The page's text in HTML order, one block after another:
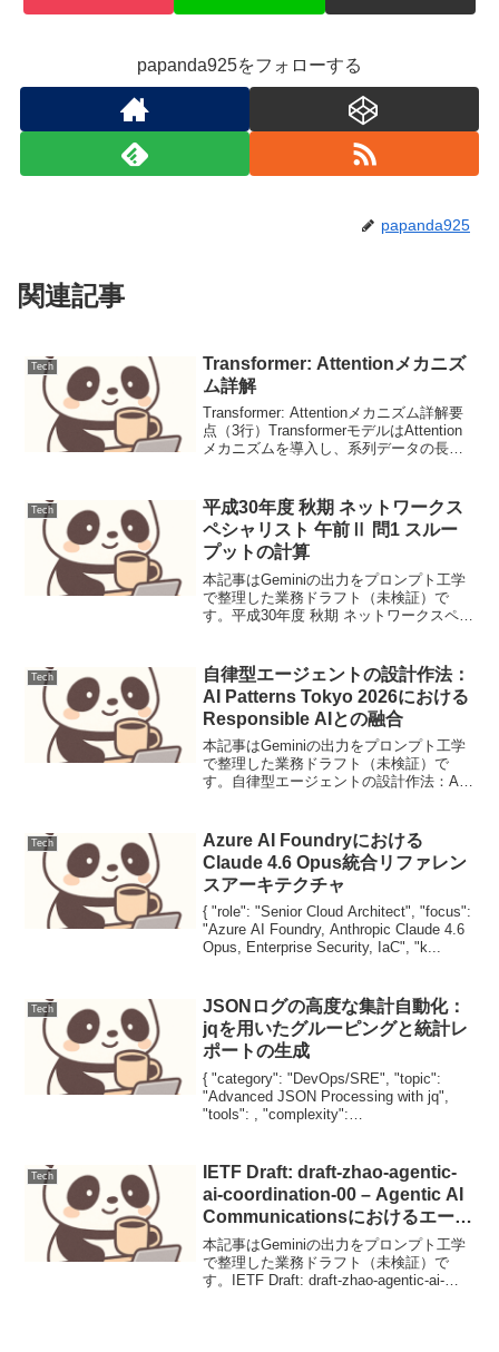
papanda925をフォローする
papanda925
関連記事
Tech
Transformer: Attentionメカニズ
ム詳解
Transformer: Attentionメカニズム詳解要
点（3行）TransformerモデルはAttention
メカニズムを導入し、系列データの長距
At...
Tech
平成30年度 秋期 ネットワークス
ペシャリスト 午前Ⅱ 問1 スルー
プットの計算
本記事はGeminiの出力をプロンプト工学
で整理した業務ドラフト（未検証）で
す。平成30年度 秋期 ネットワークスペシ
イズの相関を問う計算問題である。往復
遅延時間...
Tech
自律型エージェントの設計作法：
AI Patterns Tokyo 2026における
Responsible AIとの融合
本記事はGeminiの出力をプロンプト工学
で整理した業務ドラフト（未検証）で
す。自律型エージェントの設計作法：AI
発は「単一...
Tech
Azure AI Foundryにおける
Claude 4.6 Opus統合リファレン
スアーキテクチャ
{ "role": "Senior Cloud Architect", "focus":
"Azure AI Foundry, Anthropic Claude 4.6
Opus, Enterprise Security, IaC", "k...
Tech
JSONログの高度な集計自動化：
jqを用いたグルーピングと統計レ
ポートの生成
{ "category": "DevOps/SRE", "topic":
"Advanced JSON Processing with jq",
"tools": , "complexity":
Tech
IETF Draft: draft-zhao-agentic-
ai-coordination-00 – Agentic AI
Communicationsにおけるエージ
ェント間調整プロトコル（ACP）
仕様
本記事はGeminiの出力をプロンプト工学
で整理した業務ドラフト（未検証）で
す。IETF Draft: draft-zhao-agentic-ai-